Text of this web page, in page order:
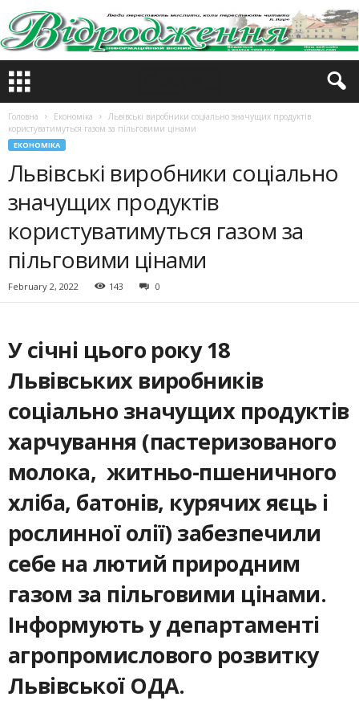
Головна Економіка
Львівські виробники соціально значущих продуктів
користуватимуться газом за пільговими цінами
ЕКОНОМІКА
Львівські виробники соціально
значущих продуктів
користуватимуться газом за
пільговими цінами
February 2, 2022 143 0
У січні цього року 18
Львівських виробників
соціально значущих продуктів
харчування (пастеризованого
молока, житньо-пшеничного
хліба, батонів, курячих яєць і
рослинної олії) забезпечили
себе на лютий природним
газом за пільговими цінами.
Інформують у департаменті
агропромислового розвитку
Львівської ОДА.